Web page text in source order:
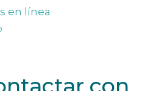
en línea
con